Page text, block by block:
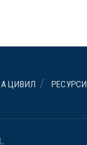
ЦИВИЛ РЕСУРСИ